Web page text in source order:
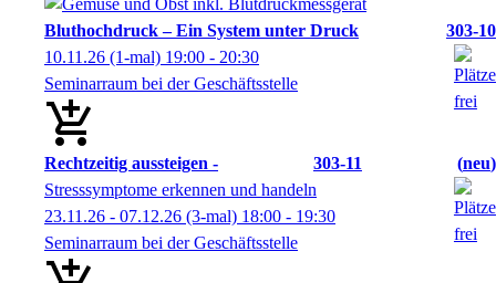
Bluthochdruck – Ein System unter Druck
303-10
10.11.26 (1-mal) 19:00 - 20:30
Seminarraum bei der Geschäftsstelle
Rechtzeitig aussteigen - 303-11
neu
Stresssymptome erkennen und handeln
23.11.26 - 07.12.26 (3-mal) 18:00 - 19:30
Seminarraum bei der Geschäftsstelle